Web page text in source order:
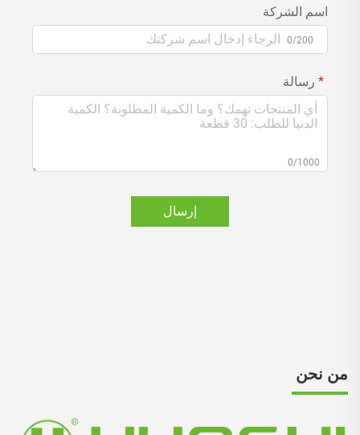
اسم الشركة
0/200
رسالة
0/1000
إرسال
من نحن